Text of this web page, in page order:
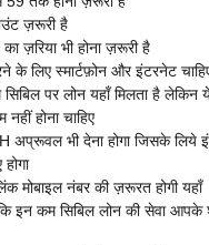
ज़रूरी है
ज़रिया भी होना ज़रूरी है
लिए स्मार्टफ़ोन और इंटरनेट चाहिए
पर लोन यहाँ मिलता है लेकिन
होना चाहिए
अप्रूवल भी देना होगा जिसके लिये
होगा
मोबाइल नंबर की ज़रूरत होगी यहाँ
इन कम सिबिल लोन की सेवा आपके